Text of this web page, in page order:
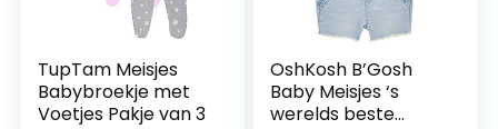
TupTam Meisjes
Babybroekje met
Voetjes Pakje van 3
OshKosh B’Gosh
Baby Meisjes ‘s
werelds beste